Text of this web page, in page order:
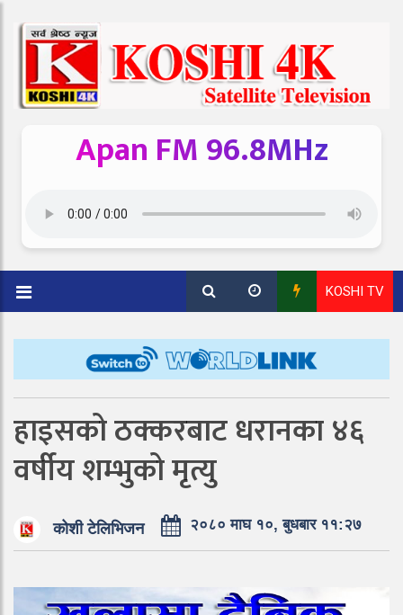
Apan FM 96.8MHz
KOSHI TV
हाइसको ठक्करबाट धरानका ४६
वर्षीय शम्भुको मृत्यु
कोशी टेलिभिजन २०८० माघ १०, बुधबार ११:२७